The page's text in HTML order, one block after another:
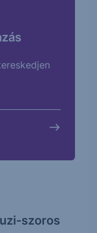
szoros